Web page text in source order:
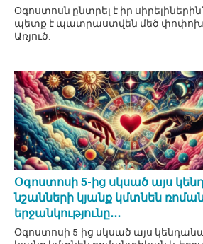
Օգոստոսն ընտրել է իր
պետք է պատրաստվեն մեծ
Առյուծ.
Օգոստոսի 5-ից սկսած այս
նշանների կյանք կմտնեն
երջանկությունը․․․
Օգոստոսի 5-ից սկսած այս